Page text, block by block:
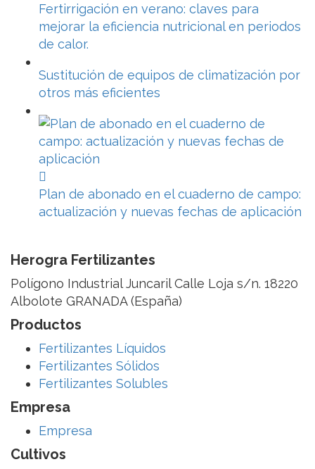
Fertirrigación en verano: claves para
mejorar la eficiencia nutricional en periodos
de calor.
Sustitución de equipos de climatización por
otros más eficientes
Plan de abonado en el cuaderno de campo:
actualización y nuevas fechas de aplicación
Herogra Fertilizantes
Polígono Industrial Juncaril Calle Loja s/n. 18220
Albolote GRANADA (España)
Productos
Fertilizantes Líquidos
Fertilizantes Sólidos
Fertilizantes Solubles
Empresa
Empresa
Cultivos